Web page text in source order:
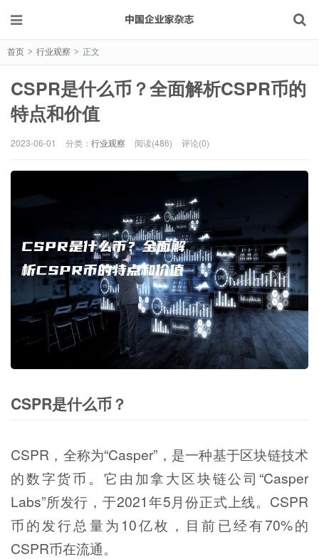
首页 > 行业观察 > 正文
CSPR是什么币？全面解析CSPR币的
特点和价值
2023-06-01 分类： 行业观察 阅读(486) 评论(0)
CSPR是什么币？
CSPR，全称为“Casper”，是一种基于区块链技术
的数字货币。它由加拿大区块链公司“Casper
Labs”所发行，于2021年5月份正式上线。CSPR
币的发行总量为10亿枚，目前已经有70%的
CSPR币在流通。